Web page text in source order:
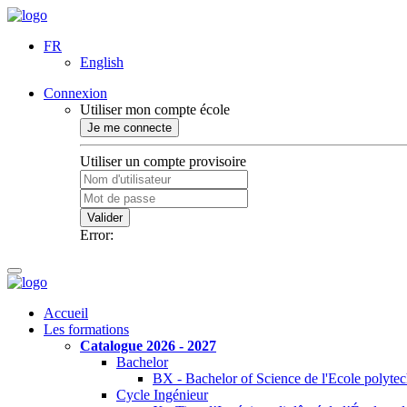
FR
English
Connexion
Utiliser mon compte école
Je me connecte
Utiliser un compte provisoire
Valider
Error:
Accueil
Les formations
Catalogue 2026 - 2027
Bachelor
BX - Bachelor of Science de l'Ecole
Cycle Ingénieur